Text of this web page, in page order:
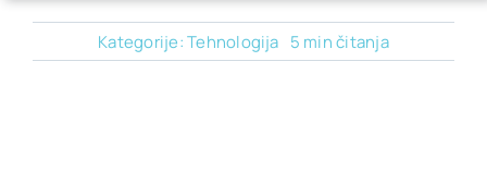
Kategorije:Tehnologija 5 min čitanja